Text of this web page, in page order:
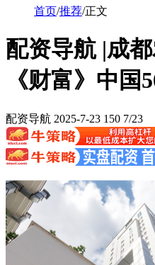
首页/推荐/正文
配资导航 |成
《财富》中国
配资导航 2025-7-23 150 7/23